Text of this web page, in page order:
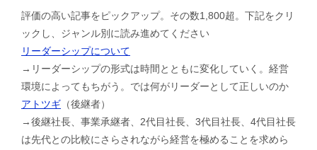
評価の高い記事をピックアップ。その数1,800超。下記をクリ
ックし、ジャンル別に読み進めてください
リーダーシップについて
→リーダーシップの形式は時間とともに変化していく。経営
環境によってもちがう。では何がリーダーとして正しいのか
アトツギ （後継者）
→後継社長、事業承継者、2代目社長、3代目社長、4代目社長
は先代との比較にさらされながら経営を極めることを求めら